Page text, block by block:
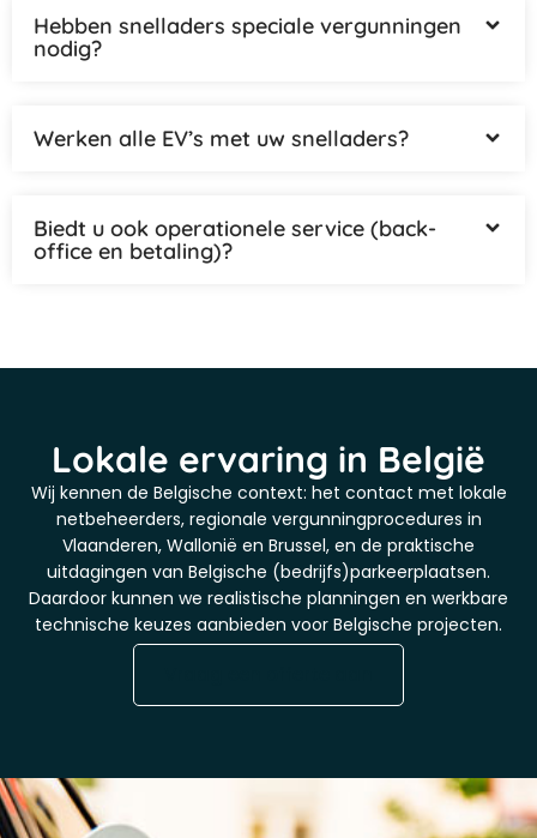
Hebben snelladers speciale vergunningen
nodig?
Werken alle EV’s met uw snelladers?
Biedt u ook operationele service (back-
office en betaling)?
Lokale ervaring in België
Wij kennen de Belgische context: het contact met lokale
netbeheerders, regionale vergunningprocedures in
Vlaanderen, Wallonië en Brussel, en de praktische
uitdagingen van Belgische (bedrijfs)parkeerplaatsen.
Daardoor kunnen we realistische planningen en werkbare
technische keuzes aanbieden voor Belgische projecten.